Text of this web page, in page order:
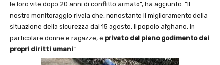
le loro vite dopo 20 anni di conflitto armato”, ha aggiunto. “Il
nostro monitoraggio rivela che, nonostante il miglioramento della
situazione della sicurezza dal 15 agosto, il popolo afghano, in
particolare donne e ragazze, è privato del pieno godimento dei
propri diritti umani“.